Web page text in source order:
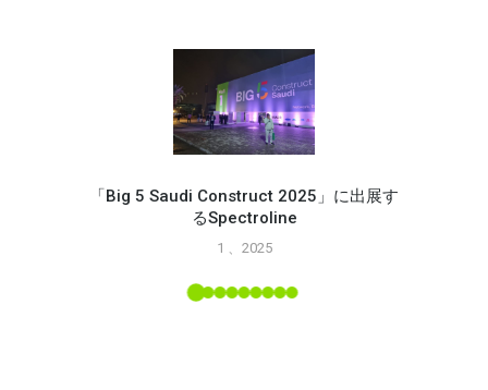
「Big 5 Saudi Construct 2025」に出展す
るSpectroline
1 、2025